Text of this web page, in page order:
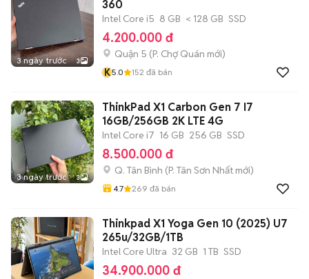
3 ngày trước 3
360
Intel Core i5 8 GB < 128 GB SSD
4.200.000 đ
Quận 5 (P. Chợ Quán mới)
K5.0 152 đã bán
3 ngày trước 3
ThinkPad X1 Carbon Gen 7 I7
16GB/256GB 2K LTE 4G
Intel Core i7 16 GB 256 GB SSD
8.500.000 đ
Q. Tân Bình (P. Tân Sơn Nhất mới)
4.7 269 đã bán
Thinkpad X1 Yoga Gen 10 (2025) U7
265u/32GB/1TB
Intel Core Ultra 32 GB 1 TB SSD
34.900.000 đ